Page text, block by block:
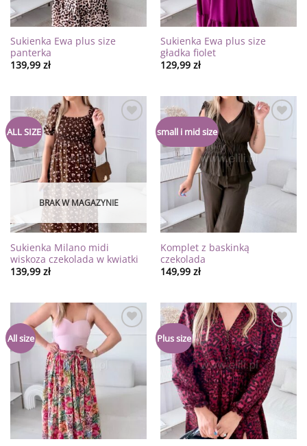
Sukienka Ewa plus size
panterka
139,99 zł
Sukienka Ewa plus size
gładka fiolet
129,99 zł
ALL SIZE
BRAK W MAGAZYNIE
Sukienka Milano midi
wiskoza czekolada w kwiatki
139,99 zł
small i mid size
Komplet z baskinką
czekolada
149,99 zł
All size
Dodaj
życzeń
Plus size
Dodaj
do
listy
życzeń